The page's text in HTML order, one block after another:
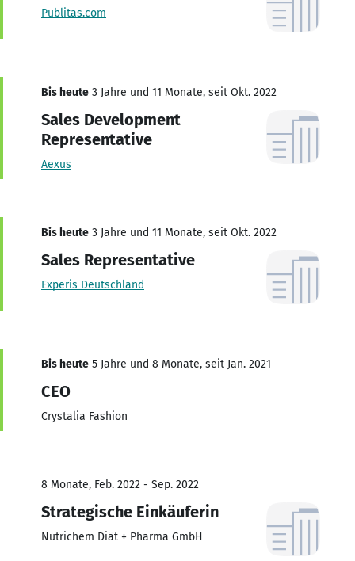
Publitas.com
Bis heute 3 Jahre und 11 Monate, seit Okt. 2022
Sales Development
Representative
Aexus
Bis heute 3 Jahre und 11 Monate, seit Okt. 2022
Sales Representative
Experis Deutschland
Bis heute 5 Jahre und 8 Monate, seit Jan. 2021
CEO
Crystalia Fashion
8 Monate, Feb. 2022 - Sep. 2022
Strategische Einkäuferin
Nutrichem Diät + Pharma GmbH